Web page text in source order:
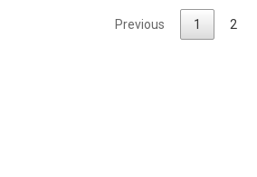
Previous 1 2